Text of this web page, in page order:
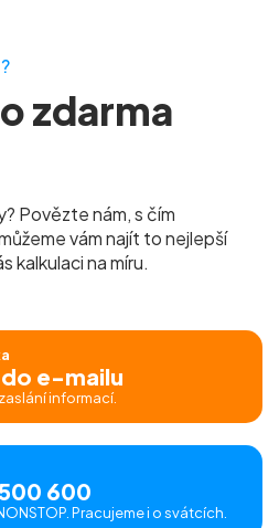
zdarma
Povězte nám, s čím
vám najít to nejlepší
kalkulaci na míru.
e-mailu
informací.
600
Pracujeme i o svátcích.